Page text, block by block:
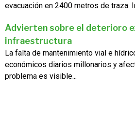
evacuación en 2400 metros de traza.
Advierten sobre el deterioro
infraestructura
La falta de mantenimiento vial e
económicos diarios millonarios y
problema es visible...